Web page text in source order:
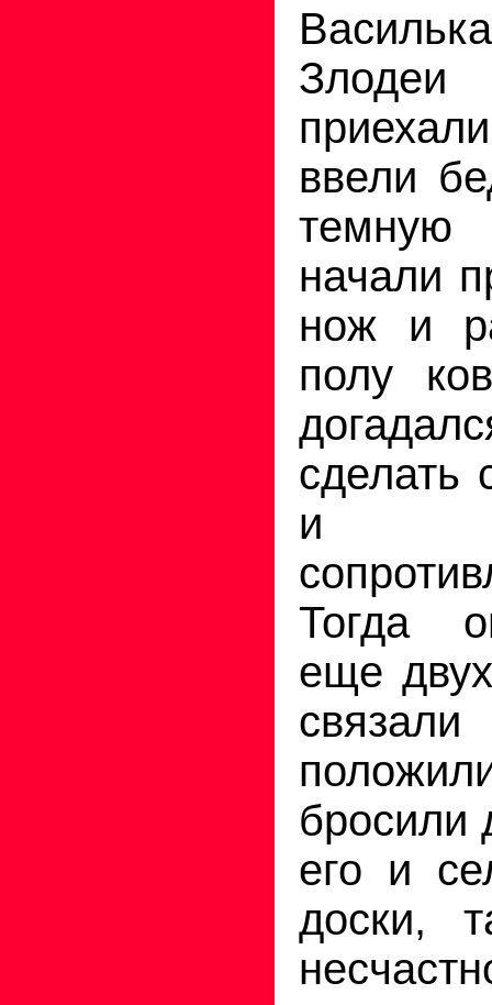
ввели
начали
нож и
полу
сделать
и
Тогда
еще
бросили
его и
доски,